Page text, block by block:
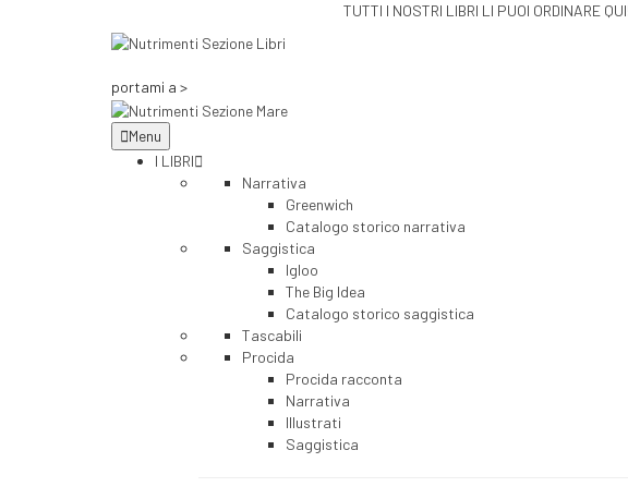
TUTTI I NOSTRI LIBRI LI PUOI
portami a >
Menu
I LIBRI
Narrativa
Greenwich
Catalogo storico narrativa
Saggistica
Igloo
The Big Idea
Catalogo storico saggistica
Tascabili
Procida
Procida racconta
Narrativa
Illustrati
Saggistica